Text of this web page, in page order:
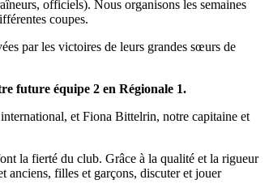
officiels). Nous organisons les semaines
coupes.
par les victoires de leurs grandes sœurs de
future équipe 2 en Régionale 1.
et Fiona Bittelrin, notre capitaine et
la fierté du club. Grâce à la qualité et la rigueur
anciens, filles et garçons, discuter et jouer